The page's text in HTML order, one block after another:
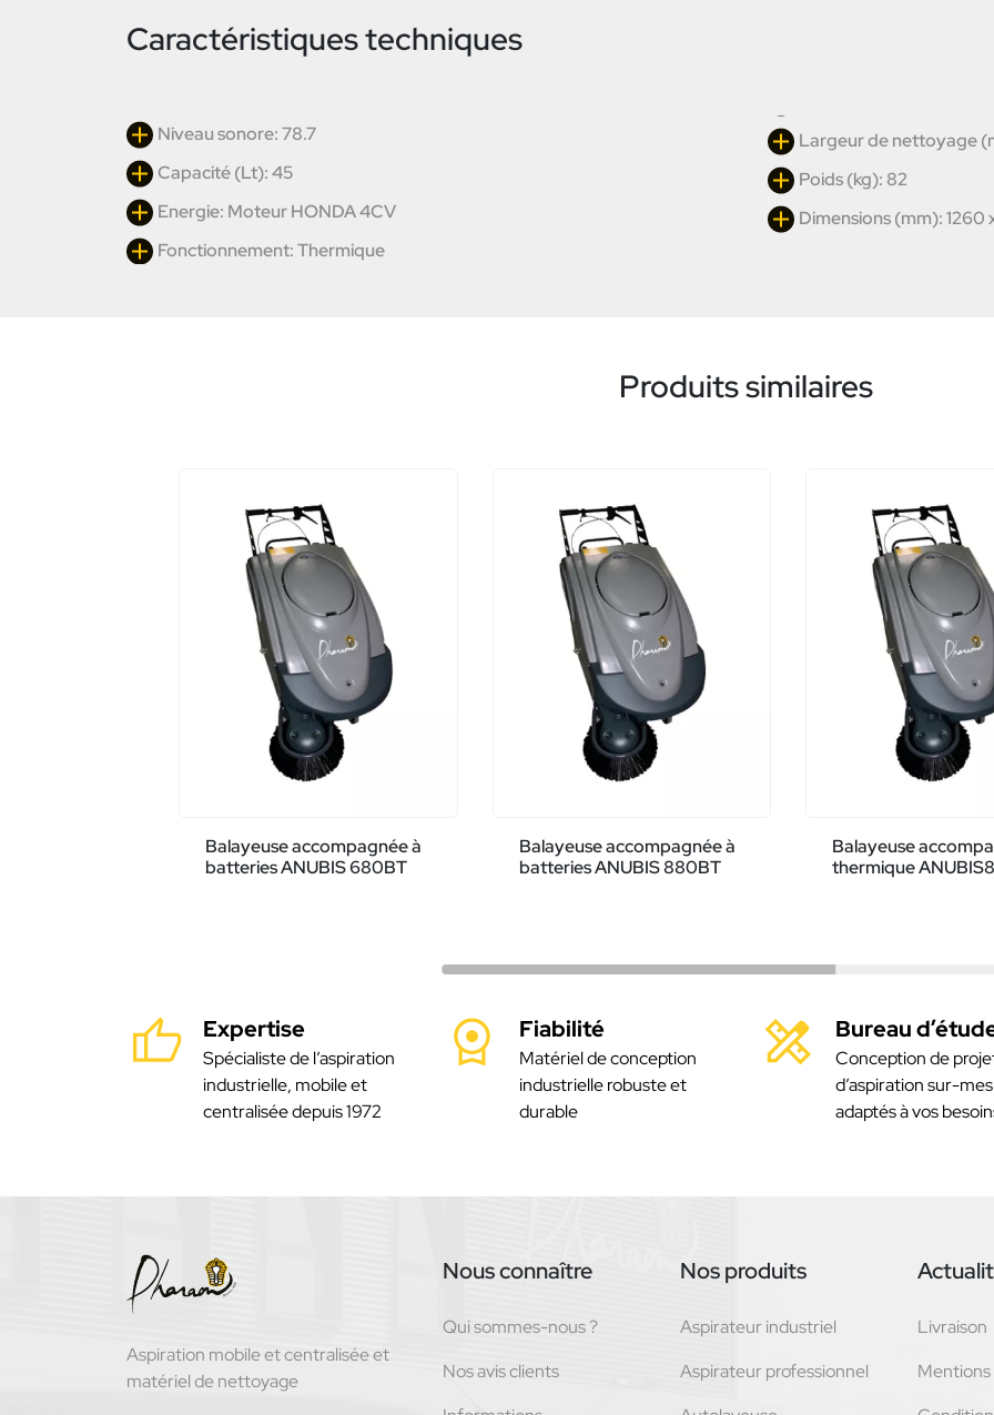
Caractéristiques techniques
Niveau sonore: 78.7
Capacité (Lt): 45
Energie: Moteur HONDA 4CV
Fonctionnement: Thermique
Largeur de nettoyage
Poids (kg): 82
Dimensions (mm): 1260
Produits similaires
Balayeuse accompagnée à
batteries ANUBIS 680BT
Balayeuse accompagnée à
batteries ANUBIS 880BT
Balayeuse
thermique
Expertise
Spécialiste de l’aspiration
industrielle, mobile et
centralisée depuis 1972
Fiabilité
Matériel de conception
industrielle robuste et
durable
Bureau
Conception de
d’aspiration sur-
adaptés à vos
Aspiration mobile et centralisée et
matériel de nettoyage
Nous connaître
Qui sommes-nous ?
Nos avis clients
Nos produits
Aspirateur industriel
Aspirateur professionnel
Livraison
Mentions